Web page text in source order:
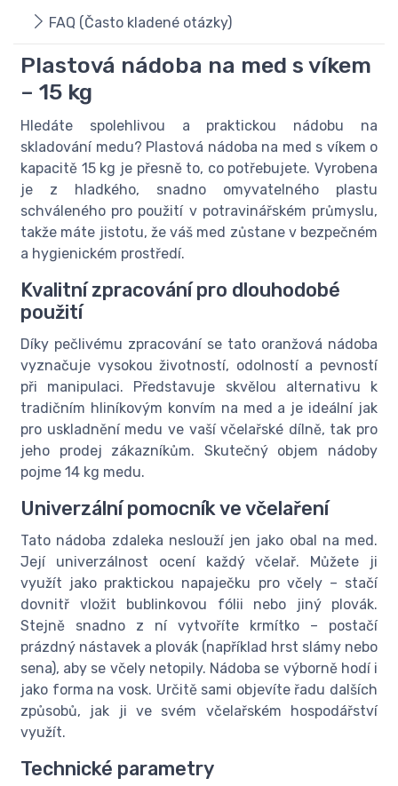
FAQ (Často kladené otázky)
Plastová nádoba na med s víkem
– 15 kg
Hledáte spolehlivou a praktickou nádobu na
skladování medu? Plastová nádoba na med s víkem o
kapacitě 15 kg je přesně to, co potřebujete. Vyrobena
je z hladkého, snadno omyvatelného plastu
schváleného pro použití v potravinářském průmyslu,
takže máte jistotu, že váš med zůstane v bezpečném
a hygienickém prostředí.
Kvalitní zpracování pro dlouhodobé
použití
Díky pečlivému zpracování se tato oranžová nádoba
vyznačuje vysokou životností, odolností a pevností
při manipulaci. Představuje skvělou alternativu k
tradičním hliníkovým konvím na med a je ideální jak
pro uskladnění medu ve vaší včelařské dílně, tak pro
jeho prodej zákazníkům. Skutečný objem nádoby
pojme 14 kg medu.
Univerzální pomocník ve včelaření
Tato nádoba zdaleka neslouží jen jako obal na med.
Její univerzálnost ocení každý včelař. Můžete ji
využít jako praktickou napaječku pro včely – stačí
dovnitř vložit bublinkovou fólii nebo jiný plovák.
Stejně snadno z ní vytvoříte krmítko – postačí
prázdný nástavek a plovák (například hrst slámy nebo
sena), aby se včely netopily. Nádoba se výborně hodí i
jako forma na vosk. Určitě sami objevíte řadu dalších
způsobů, jak ji ve svém včelařském hospodářství
využít.
Technické parametry